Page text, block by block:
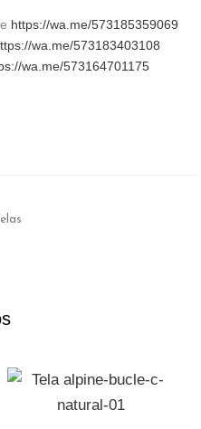
https://wa.me/573185359069
wa.me/573183403108
wa.me/573164701175
Telas